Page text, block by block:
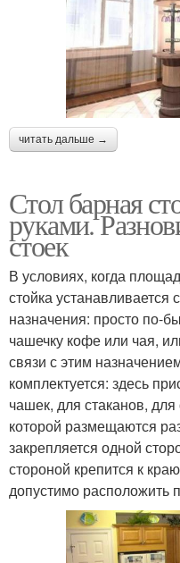
читать дальше →
Стол барная
руками.
стоек
В условиях, когда
стойка устанавливается
назначения: просто по-
чашечку кофе или чая,
связи с этим
комплектуется: здесь
чашек, для стаканов,
которой размещаются
закрепляется одной
стороной крепится к
допустимо расположить